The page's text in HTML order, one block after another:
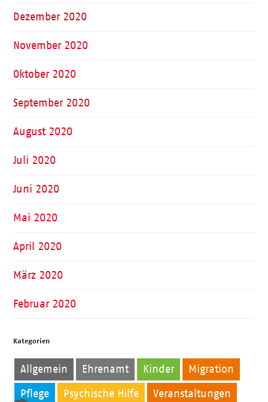
Dezember 2020
November 2020
Oktober 2020
September 2020
August 2020
Juli 2020
Juni 2020
Mai 2020
April 2020
März 2020
Februar 2020
Kategorien
Allgemein Ehrenamt Kinder Migration
Pflege Psychische Hilfe Veranstaltungen